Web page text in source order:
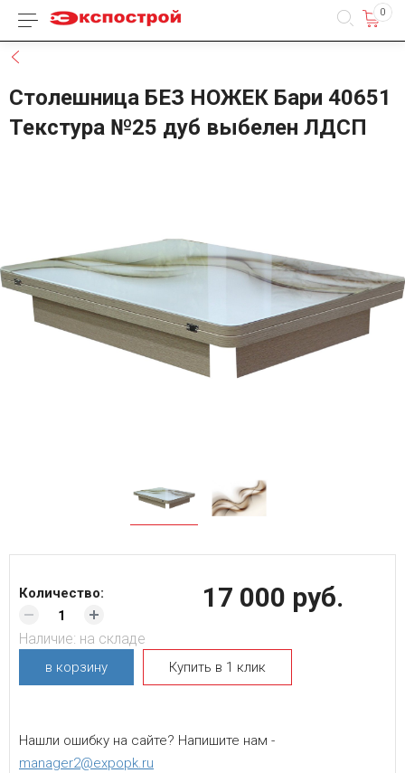
Каталог товаров 0
Столешница БЕЗ НОЖЕК Бари 40651
Текстура №25 дуб выбелен ЛДСП
17 000 руб.
Количество:
Наличие: на складе
в корзину Купить в 1 клик
Нашли ошибку на сайте? Напишите нам -
manager2@expopk.ru